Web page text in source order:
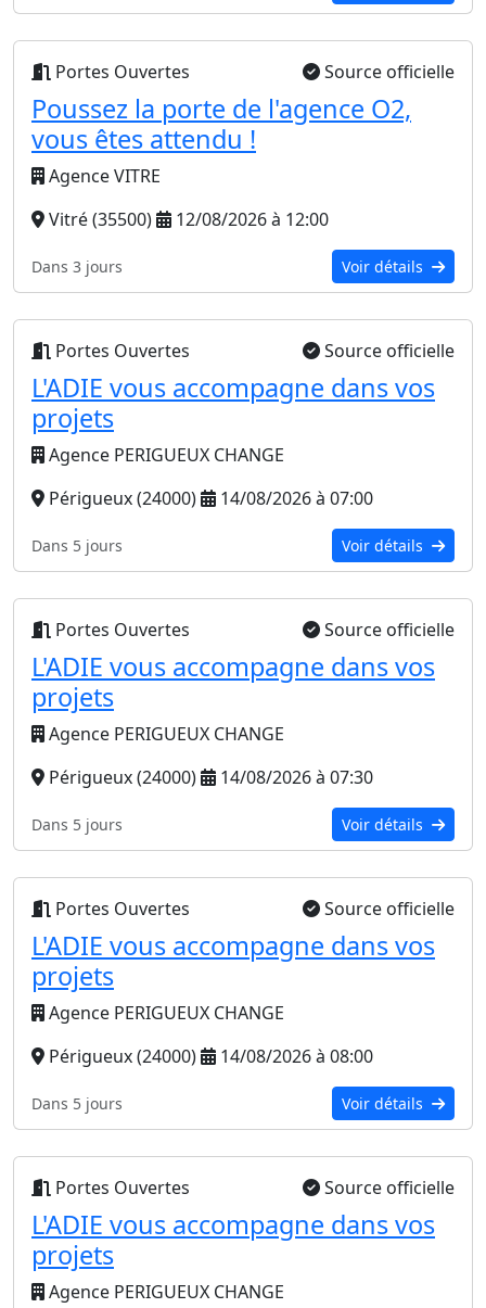
Portes Ouvertes Source officielle
Poussez la porte de l'agence O2,
vous êtes attendu !
Agence VITRE
Vitré (35500)
12/08/2026 à 12:00
Dans 3 jours Voir détails
Portes Ouvertes Source officielle
L'ADIE vous accompagne dans vos
projets
Agence PERIGUEUX CHANGE
Périgueux (24000)
14/08/2026 à 07:00
Dans 5 jours Voir détails
Portes Ouvertes Source officielle
L'ADIE vous accompagne dans vos
projets
Agence PERIGUEUX CHANGE
Périgueux (24000)
14/08/2026 à 07:30
Dans 5 jours Voir détails
Portes Ouvertes Source officielle
L'ADIE vous accompagne dans vos
projets
Agence PERIGUEUX CHANGE
Périgueux (24000)
14/08/2026 à 08:00
Dans 5 jours Voir détails
Portes Ouvertes Source officielle
L'ADIE vous accompagne dans vos
projets
Agence PERIGUEUX CHANGE